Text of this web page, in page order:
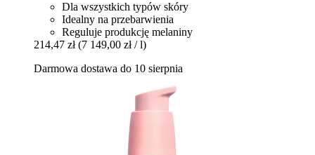
Dla wszystkich typów skóry
Idealny na przebarwienia
Reguluje produkcję melaniny
214,47 zł (7 149,00 zł / l)
Darmowa dostawa do 10 sierpnia